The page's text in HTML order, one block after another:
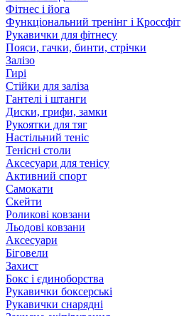
Фітнес і йога
Функціональний тренінг і Кроссфіт
Рукавички для фітнесу
Пояси, гачки, бинти, стрічки
Залізо
Гирі
Стійки для заліза
Гантелі і штанги
Диски, грифи, замки
Рукоятки для тяг
Настільний теніс
Тенісні столи
Аксесуари для тенісу
Активний спорт
Самокати
Скейти
Роликові ковзани
Льодові ковзани
Аксесуари
Біговели
Захист
Бокс і єдиноборства
Рукавички боксерські
Рукавички снарядні